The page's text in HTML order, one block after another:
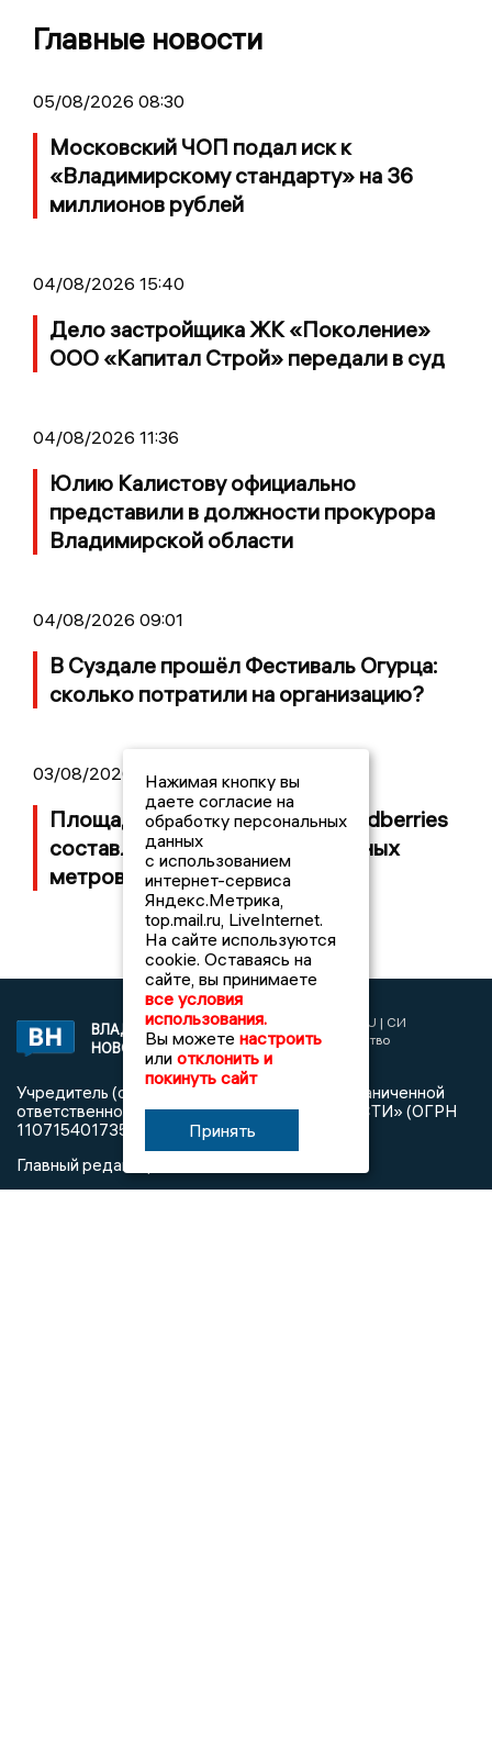
Главные новости
05/08/2026 08:30
Московский ЧОП подал иск к
«Владимирскому стандарту» на 36
миллионов рублей
04/08/2026 15:40
Дело застройщика ЖК «Поколение»
ООО «Капитал Строй» передали в суд
04/08/2026 11:36
Юлию Калистову официально
представили в должности прокурора
Владимирской области
04/08/2026 09:01
В Суздале прошёл Фестиваль Огурца:
сколько потратили на организацию?
03/08/2026 14:13
Площадь пожара на складе Wildberries
составляет 100 тысяч квадратных
метров
ВЛАДИМИРСКИЕ
НОВОСТИ
2017 © NEWSVLADIMIR.RU | СИ
«Информационное агентство
Владимирские новости»
Учредитель (соучредители): Общество с ограниченной
ответственностью «РЕГИОНАЛЬНЫЕ НОВОСТИ» (ОГРН
1107154017354)
Главный редактор: Мазов С. А.
Нажимая кнопку вы
даете согласие на
обработку персональных
данных
с использованием
интернет-сервиса
Яндекс.Метрика,
top.mail.ru, LiveInternet.
На сайте используются
cookie. Оставаясь на
сайте, вы принимаете
все условия
использования.
Вы можете настроить
или отклонить и
покинуть сайт
Принять